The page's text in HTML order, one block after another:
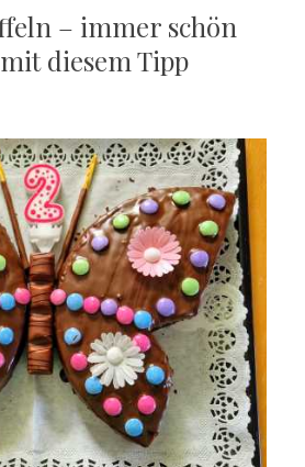
– immer schön
diesem Tipp